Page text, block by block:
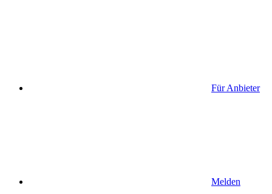
Für Anbieter
Melden